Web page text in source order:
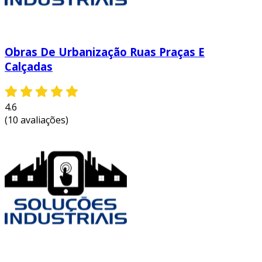
Obras De Urbanização Ruas Praças E
Calçadas
4.6
(10 avaliações)